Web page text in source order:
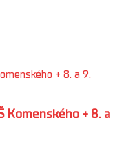
Komenského + 8. a